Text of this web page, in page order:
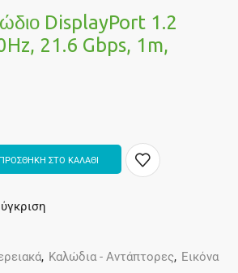
DisplayPort 1.2
21.6 Gbps, 1m,
ΠΡΟΣΘΗΚΗ ΣΤΟ ΚΑΛΑΘΙ
, Καλώδια - Αντάπτορες, Εικόνα